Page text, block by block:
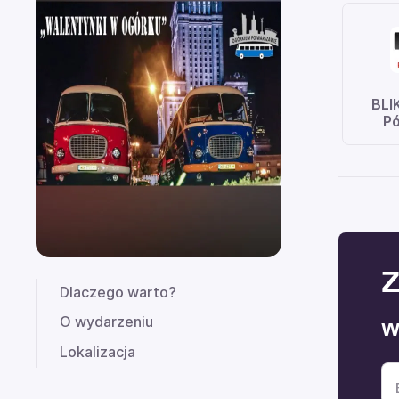
Dlaczego warto?
O wydarzeniu
Lokalizacja